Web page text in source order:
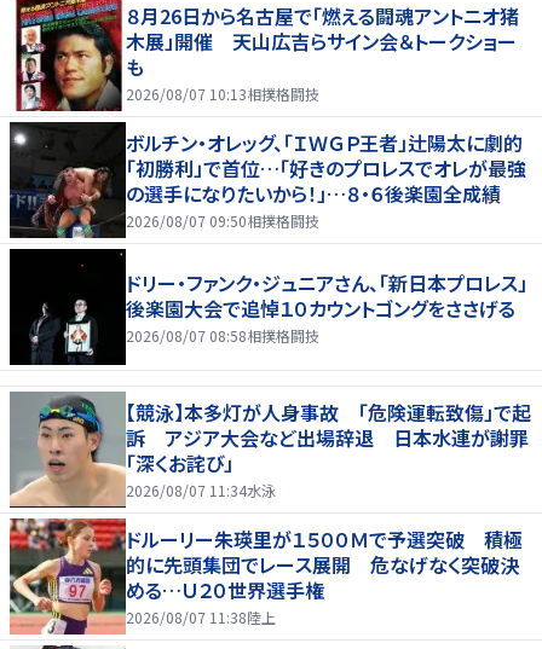
８月26日から名古屋で「燃える闘魂アントニオ猪
木展」開催 天山広吉らサイン会＆トークショー
も
2026/08/07 10:13相撲格闘技
ボルチン・オレッグ、「ＩＷＧＰ王者」辻陽太に劇的
「初勝利」で首位…「好きのプロレスでオレが最強
の選手になりたいから！」…８・６後楽園全成績
2026/08/07 09:50相撲格闘技
ドリー・ファンク・ジュニアさん、「新日本プロレス」
後楽園大会で追悼１０カウントゴングをささげる
2026/08/07 08:58相撲格闘技
【競泳】本多灯が人身事故 「危険運転致傷」で起
訴 アジア大会など出場辞退 日本水連が謝罪
「深くお詫び」
2026/08/07 11:34水泳
ドルーリー朱瑛里が１５００Ｍで予選突破 積極
的に先頭集団でレース展開 危なげなく突破決
める…Ｕ２０世界選手権
2026/08/07 11:38陸上